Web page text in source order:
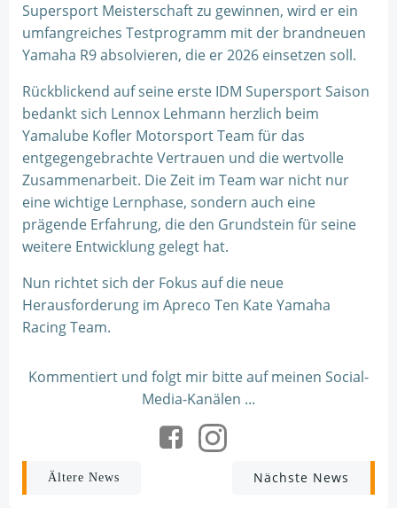
Supersport Meisterschaft zu gewinnen, wird er ein
umfangreiches Testprogramm mit der brandneuen
Yamaha R9 absolvieren, die er 2026 einsetzen soll.
Rückblickend auf seine erste IDM Supersport Saison
bedankt sich Lennox Lehmann herzlich beim
Yamalube Kofler Motorsport Team für das
entgegengebrachte Vertrauen und die wertvolle
Zusammenarbeit. Die Zeit im Team war nicht nur
eine wichtige Lernphase, sondern auch eine
prägende Erfahrung, die den Grundstein für seine
weitere Entwicklung gelegt hat.
Nun richtet sich der Fokus auf die neue
Herausforderung im Apreco Ten Kate Yamaha
Racing Team.
Kommentiert und folgt mir bitte auf meinen Social-
Media-Kanälen ...
Post
Ältere News
PostNächste News